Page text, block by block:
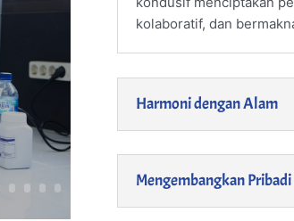
kolaboratif, dan
Harmoni dengan Alam
Mengembangkan